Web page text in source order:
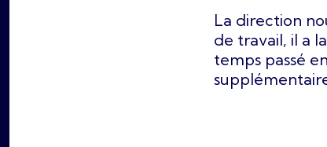
La direction
de travail, il a
temps passé